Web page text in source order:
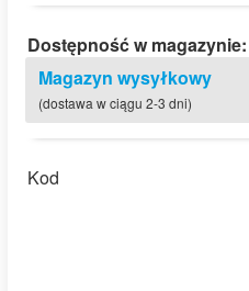
Dostępność w magazynie:
Magazyn wysyłkowy
(dostawa w ciągu 2-3 dni)
Kod